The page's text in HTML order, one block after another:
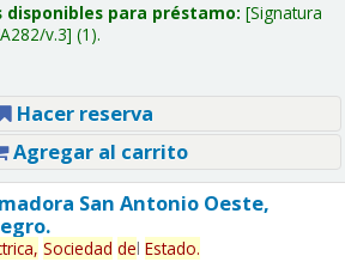
disponibles para préstamo: Signatura
v.3 (1).
Hacer reserva
Agregar al carrito
San Antonio Oeste,
Sociedad del Estado.